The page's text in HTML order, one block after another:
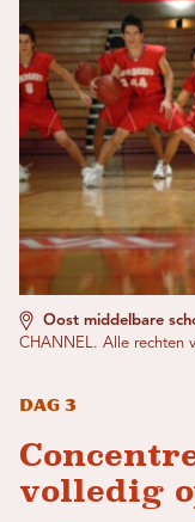
Oost middelbare
CHANNEL. Alle rechten
Dag 3
volledig